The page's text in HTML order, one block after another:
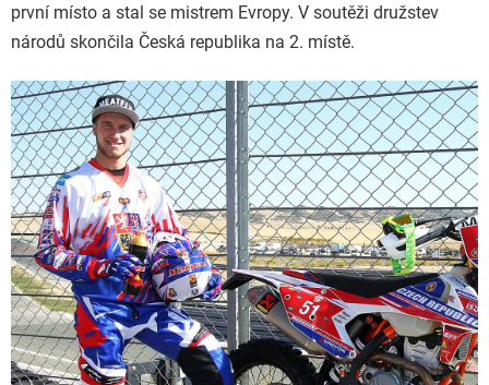
první místo a stal se mistrem Evropy. V soutěži družstev
národů skončila Česká republika na 2. místě.